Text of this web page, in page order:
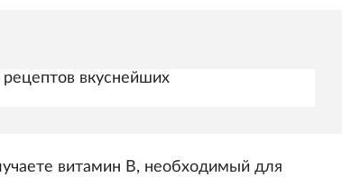
вкуснейших
витамин В, необходимый для